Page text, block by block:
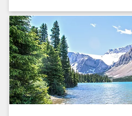
wird mittels Combustion IC
durch die Umwandlung von
gebundenem Chlor zu
Pyrohydrolyse. Das
von chlorierten
kritischer Gehalt dieser
daher bei Analysen im
Qualitätskontrolle ermittelt
der MiPT hat in dieser Studie